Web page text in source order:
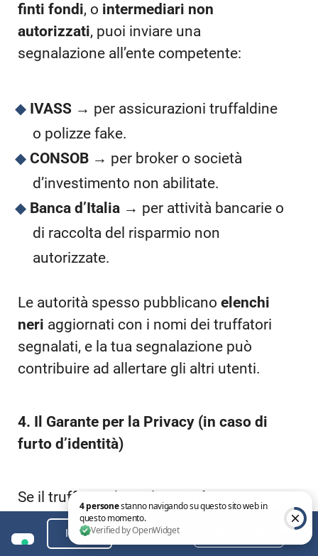
finti fondi, o intermediari non
autorizzati, puoi inviare una
segnalazione all’ente competente:
IVASS→ per assicurazioni truffaldine
o polizze fake.
CONSOB→ per broker o società
d’investimento non abilitate.
Banca d’Italia→ per attività bancarie o
di raccolta del risparmio non
autorizzate.
Le autorità spesso pubblicano elenchi
neri aggiornati con i nomi dei truffatori
segnalati, e la tua segnalazione può
contribuire ad allertare gli altri utenti.
4. Il Garante per la Privacy (in caso di
furto d’identità)
Se il truffatore ha utilizzato
dati
personalio documenti falsificati a tuo
nome (es. per aprire conti, profili social,
Indice